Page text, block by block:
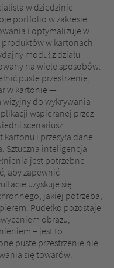
w dziedzinie
portfolio w zakresie
i optymalizuje w
produktów w kartonach
moduł z działu
na wiele sposobów.
puste przestrzenie,
w kartonie —
wizyjny do wykrywania
wspieranej przez
scenariusz
i przesyła dane
Sztuczna inteligencja
jest potrzebne
aby zapewnić
uzyskuje się
jakiej potrzeba,
Pudełko pozostaje
obrazu,
– jest to
puste przestrzenie nie
się towarów.